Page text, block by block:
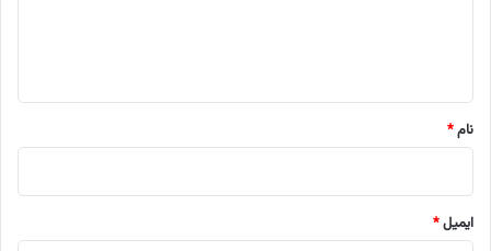
ا
ه
نام*
ایمیل*